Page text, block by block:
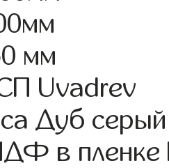
мм
Uvadrev
Дуб серый
в пленке